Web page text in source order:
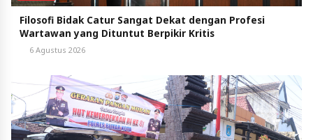
Filosofi Bidak Catur Sangat Dekat dengan Profesi
Wartawan yang Dituntut Berpikir Kritis
6 Agustus 2026